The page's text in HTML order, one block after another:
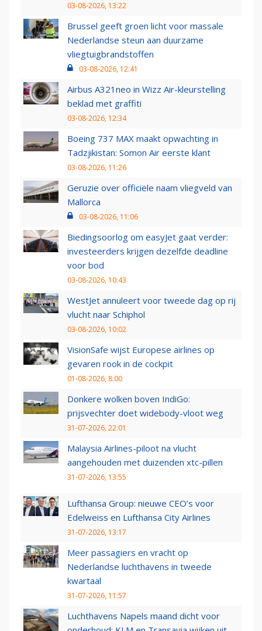
03-08-2026, 13:22
Brussel geeft groen licht voor massale
Nederlandse steun aan duurzame
vliegtuigbrandstoffen
03-08-2026, 12:41
Airbus A321neo in Wizz Air-kleurstelling
beklad met graffiti
03-08-2026, 12:34
Boeing 737 MAX maakt opwachting in
Tadzjikistan: Somon Air eerste klant
03-08-2026, 11:26
Geruzie over officiële naam vliegveld van
Mallorca
03-08-2026, 11:06
Biedingsoorlog om easyJet gaat verder:
investeerders krijgen dezelfde deadline
voor bod
03-08-2026, 10:43
WestJet annuleert voor tweede dag op rij
vlucht naar Schiphol
03-08-2026, 10:02
VisionSafe wijst Europese airlines op
gevaren rook in de cockpit
01-08-2026, 8:00
Donkere wolken boven IndiGo:
prijsvechter doet widebody-vloot weg
31-07-2026, 22:01
Malaysia Airlines-piloot na vlucht
aangehouden met duizenden xtc-pillen
31-07-2026, 13:55
Lufthansa Group: nieuwe CEO’s voor
Edelweiss en Lufthansa City Airlines
31-07-2026, 13:17
Meer passagiers en vracht op
Nederlandse luchthavens in tweede
kwartaal
31-07-2026, 11:57
Luchthavens Napels maand dicht voor